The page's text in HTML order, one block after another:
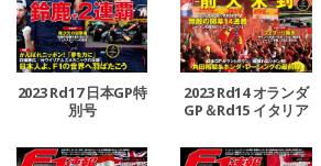
2023 Rd17 日本GP特
別号
2023 Rd14 オランダ
GP＆Rd15 イタリア